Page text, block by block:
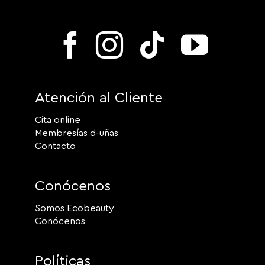
Atención al Cliente
Cita online
Membresías d-uñas
Contacto
Conócenos
Somos Ecobeauty
Conócenos
Políticas